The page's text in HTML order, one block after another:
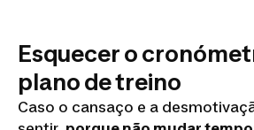
Esquecer o
plano de treino
Caso o cansaço e a